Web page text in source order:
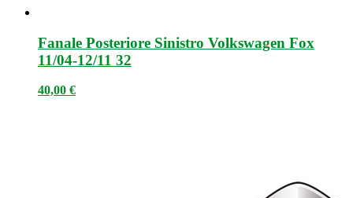
Fanale Posteriore Sinistro Volkswagen Fox
11/04-12/11 32
40,00 €